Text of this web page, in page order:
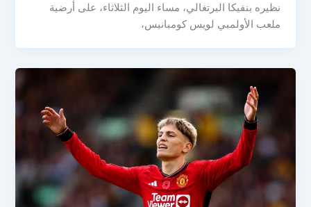
نظيره بنفيكا البرتغالي، مساء اليوم الثلاثاء، على أرضية
ملعب الأولمبي لويس كومبانيس،